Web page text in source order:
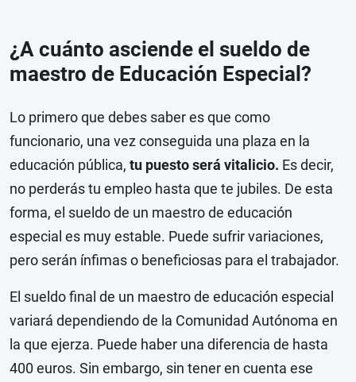
¿A cuánto asciende el sueldo de
maestro de Educación Especial?
Lo primero que debes saber es que como
funcionario, una vez conseguida una plaza en la
educación pública, tu puesto será vitalicio. Es decir,
no perderás tu empleo hasta que te jubiles. De esta
forma, el sueldo de un maestro de educación
especial es muy estable. Puede sufrir variaciones,
pero serán ínfimas o beneficiosas para el trabajador.
El sueldo final de un maestro de educación especial
variará dependiendo de la Comunidad Autónoma en
la que ejerza. Puede haber una diferencia de hasta
400 euros. Sin embargo, sin tener en cuenta ese